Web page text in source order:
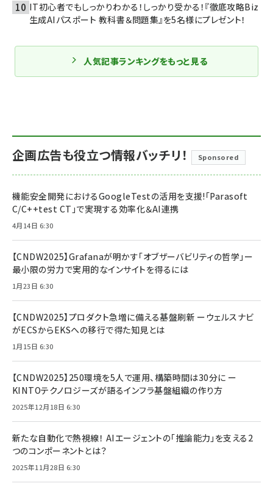
IT初心者でもしっかりわかる！しっかり受かる！『徹底攻略Biz
生成AIパスポート 教科書＆問題集』を5名様にプレゼント！
人気記事ランキングをもっと見る
企画広告も役立つ情報バッチリ！ Sponsored
機能安全開発におけるGoogleTestの活用を支援!「Parasoft
C/C++test CT」で実現する効率化＆AI連携
4月14日 6:30
【CNDW2025】Grafanaが明かす「オブザーバビリティの哲学」ー
最小限の労力で実用的なインサイトを得るには
1月23日 6:30
【CNDW2025】プロダクト急増に備える基盤刷新 ーウェルスナビ
がECSからEKSへの移行で得た知見とは
1月15日 6:30
【CNDW2025】250環境を5人で運用、構築時間は30分に ー
KINTOテクノロジーズが語るインフラ基盤組織の作り方
2025年12月18日 6:30
新たな自動化で熱視線！ AIエージェントの「推論能力」を支える2
つのコンポーネントとは？
2025年11月28日 6:30